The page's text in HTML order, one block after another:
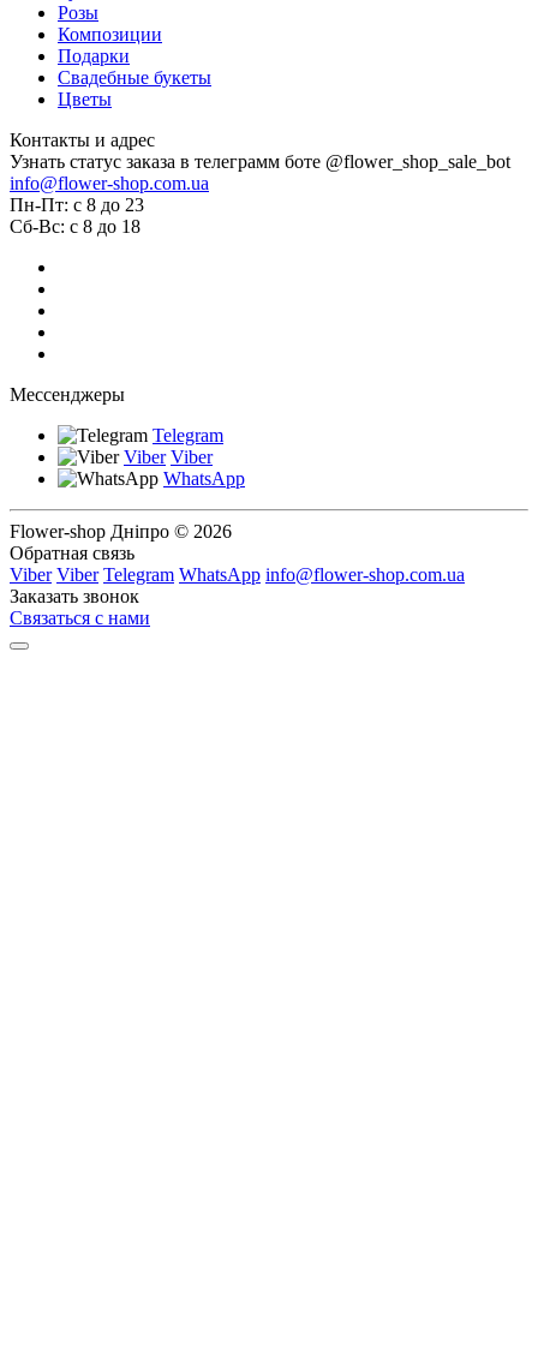
Розы
Композиции
Подарки
Свадебные букеты
Цветы
Контакты и адрес
Узнать статус заказа в телеграмм боте @flower_shop_sale_bot
info@flower-shop.com.ua
Пн-Пт: с 8 до 23
Сб-Вс: с 8 до 18
Мессенджеры
Telegram
Viber Viber
WhatsApp
Flower-shop Дніпро © 2026
Обратная связь
Viber Viber Telegram WhatsApp info@flower-shop.com.ua
Заказать звонок
Связаться с нами